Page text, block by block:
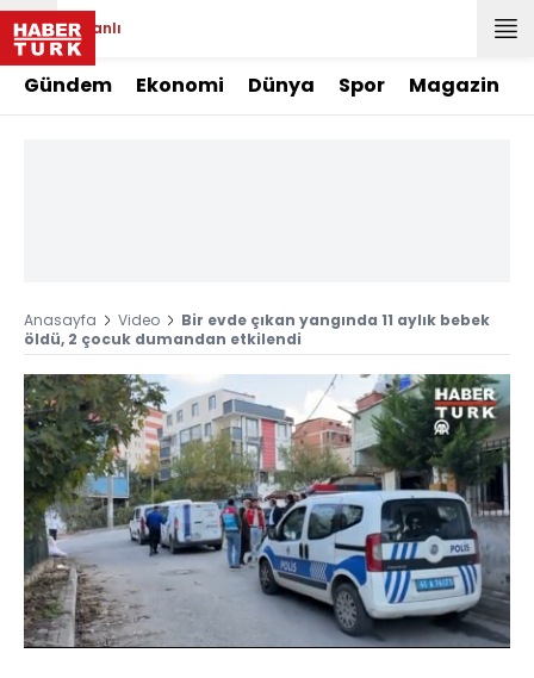
Canlı
Gündem Ekonomi Dünya Spor Magazin
Anasayfa Video
Bir evde çıkan yangında 11 aylık bebek
öldü, 2 çocuk dumandan etkilendi
Sesi
Aç
Yüklendi:
78.14%
Oynatma
Hızı